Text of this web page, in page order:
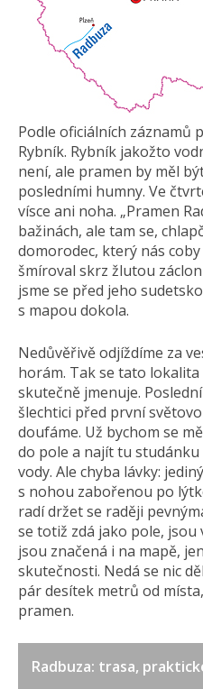
Podle oficiálních záznamů
Rybník. Rybník jakožto
není, ale pramen by měl
posledními humny. Ve
vísce ani noha. „Pramen
bažinách, ale tam se,
domorodec, který nás
šmíroval skrz žlutou
jsme se před jeho
s mapou dokola.
Nedůvěřivě odjíždíme za
horám. Tak se tato
skutečně jmenuje.
šlechtici před první
doufáme. Už bychom se
do pole a najít tu
vody. Ale chyba lávky:
s nohou zabořenou po
radí držet se raději
se totiž zdá jako pole,
jsou značená i na mapě,
skutečnosti. Nedá se nic
pár desítek metrů od
pramen.
Radbuza: trasa,